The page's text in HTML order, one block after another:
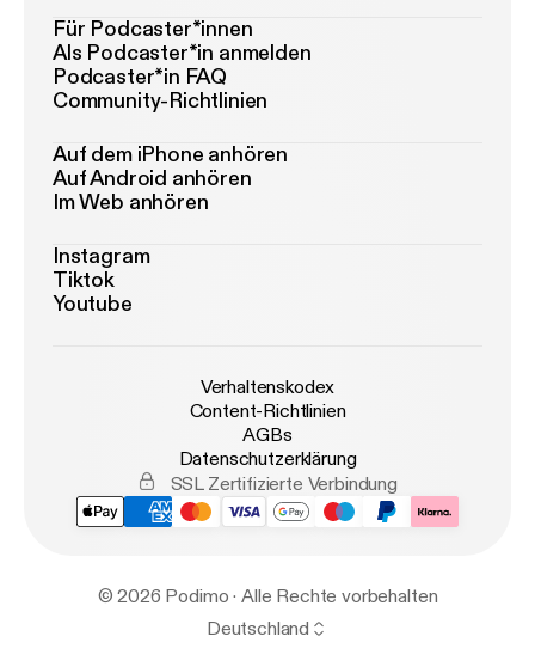
Für Podcaster*innen
Als Podcaster*in anmelden
Podcaster*in FAQ
Community-Richtlinien
Auf dem iPhone anhören
Auf Android anhören
Im Web anhören
Instagram
Tiktok
Youtube
Verhaltenskodex
Content-Richtlinien
AGBs
Datenschutzerklärung
SSL Zertifizierte Verbindung
© 2026 Podimo · Alle Rechte vorbehalten
Deutschland